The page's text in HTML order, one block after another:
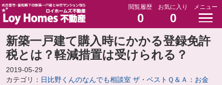
閲覧履歴
0
お気に入り
0
メニュー
新築一戸建て購入時にかかる登録免許
税とは？軽減措置は受けられる？
2019-05-29
カテゴリ： 日比野くんのなんでも相談室 ザ・ベストＱ＆Ａ：お金